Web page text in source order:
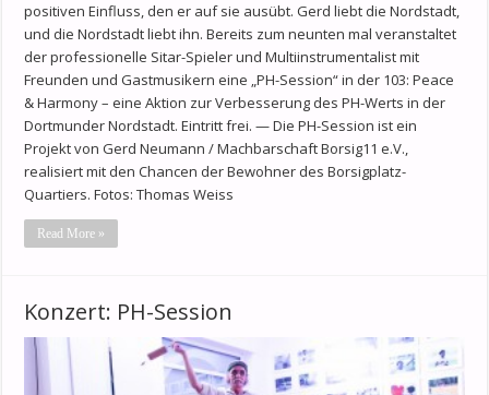
positiven Einfluss, den er auf sie ausübt. Gerd liebt die Nordstadt,
und die Nordstadt liebt ihn. Bereits zum neunten mal veranstaltet
der professionelle Sitar-Spieler und Multiinstrumentalist mit
Freunden und Gastmusikern eine „PH-Session“ in der 103: Peace
& Harmony – eine Aktion zur Verbesserung des PH-Werts in der
Dortmunder Nordstadt. Eintritt frei. — Die PH-Session ist ein
Projekt von Gerd Neumann / Machbarschaft Borsig11 e.V.,
realisiert mit den Chancen der Bewohner des Borsigplatz-
Quartiers. Fotos: Thomas Weiss
Read More »
Konzert: PH-Session